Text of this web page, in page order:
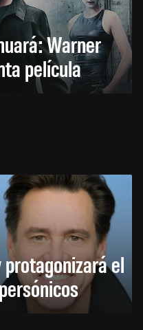
Warner
película
protagonizará el